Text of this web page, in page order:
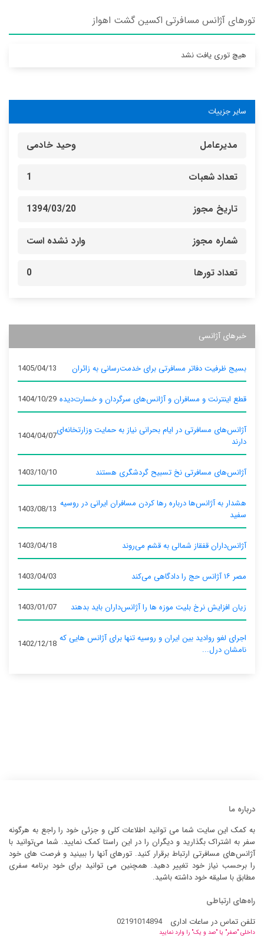
تورهای آژانس مسافرتی اکسين گشت اهواز
هیچ توری یافت نشد
سایر جزییات
مدیرعامل وحید خادمی
تعداد شعبات 1
تاریخ مجوز 1394/03/20
شماره مجوز وارد نشده است
تعداد تورها 0
خبرهای آژانسی
بسیج ظرفیت دفاتر مسافرتی برای خدمت‌رسانی به زائران 1405/04/13
قطع اینترنت و مسافران و آژانس‌های سرگردان و خسارت‌دیده 1404/10/29
آژانس‌های مسافرتی در ایام بحرانی نیاز به حمایت وزارتخانه‌ای
دارند
1404/04/07
آژانس‌های مسافرتی نخ تسبیح گردشگری هستند 1403/10/10
هشدار به آژانس‌ها درباره رها کردن مسافران ایرانی در روسیه
سفید
1403/08/13
آژانس‌داران قفقاز شمالی به قشم می‌روند 1403/04/18
مصر ۱۶ آژانس حج را دادگاهی می‌کند 1403/04/03
زیان افزایش نرخ بلیت موزه ها را آژانس‌داران باید بدهند 1403/01/07
اجرای لغو روادید بین ایران و روسیه تنها برای آژانس‌ هایی که
نامشان درل...
1402/12/18
درباره ما
به کمک این سایت شما می توانید اطلاعات کلی و جزئی خود را راجع به هرگونه
سفر به اشتراک بگذارید و دیگران را در این راستا کمک نمایید. شما می‌توانید با
آژانس‌های مسافرتی ارتباط برقرار کنید. تورهای آنها را ببینید و فرصت های خود
را برحسب نیاز خود تغییر دهید. همچنین می توانید برای خود برنامه سفری
مطابق با سلیقه خود داشته باشید.
راه‌های ارتباطی
تلفن تماس در ساعات اداری
02191014894
داخلی "صفر" یا "صد و یک" را وارد نمایید